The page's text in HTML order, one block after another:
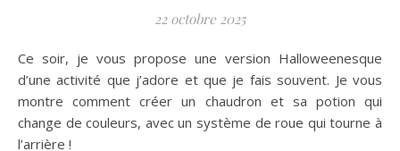
22 octobre 2025
Ce soir, je vous propose une version Halloweenesque
d’une activité que j’adore et que je fais souvent. Je vous
montre comment créer un chaudron et sa potion qui
change de couleurs, avec un système de roue qui tourne à
l’arrière !